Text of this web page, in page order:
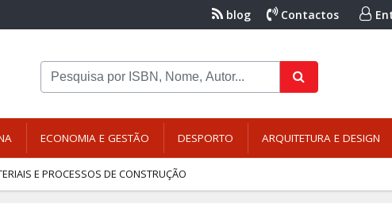
blog Contactos
ECONOMIA E GESTÃO DESPORTO ARQUITETURA E DESIGN
E PROCESSOS DE CONSTRUÇÃO